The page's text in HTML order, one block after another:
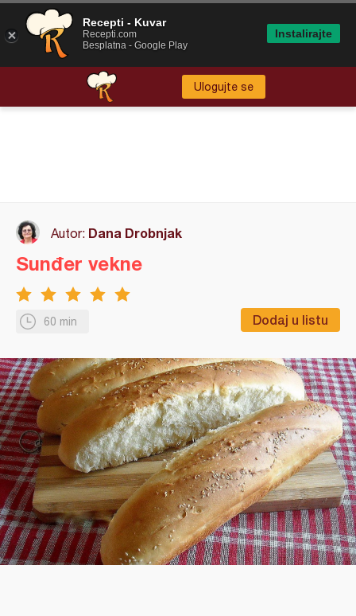
Ulogujte se
Autor: Dana Drobnjak
60 min Dodaj u listu
Sunđer vekne
Recepti - Kuvar
Recepti.com
Besplatna - Google Play
Instalirajte